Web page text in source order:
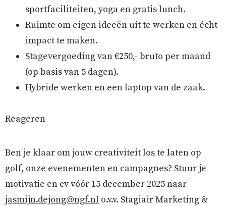
sportfaciliteiten, yoga en gratis lunch.
Ruimte om eigen ideeën uit te werken en écht
impact te maken.
Stagevergoeding van €250,- bruto per maand
(op basis van 5 dagen).
Hybride werken en een laptop van de zaak.
Reageren
Ben je klaar om jouw creativiteit los te laten op
golf, onze evenementen en campagnes? Stuur je
motivatie en cv vóór 15 december 2025 naar
jasmijn.dejong@ngf.nl o.v.v. Stagiair Marketing &